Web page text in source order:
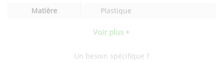
Matière
Plastique
Voir plus +
Un besoin spécifique ?